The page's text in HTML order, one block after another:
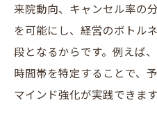
歯科運営を支え
歯科経営で重要な
医院運営に役立
歯科リサーチが指
来院動向、キャンセル率の
を可能にし、経営のボトル
段となるからです。例えば
時間帯を特定することで、
マインド強化が実践できます